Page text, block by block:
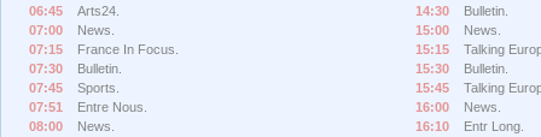
06:45
Arts24.
07:00
News.
07:15
France In Focus.
07:30
Bulletin.
07:45
Sports.
07:51
Entre Nous.
08:00
News.
14:30
Bulletin.
15:00
News.
15:15
Talking
15:30
Bulletin.
15:45
Talking
16:00
News.
16:10
Entr Long.